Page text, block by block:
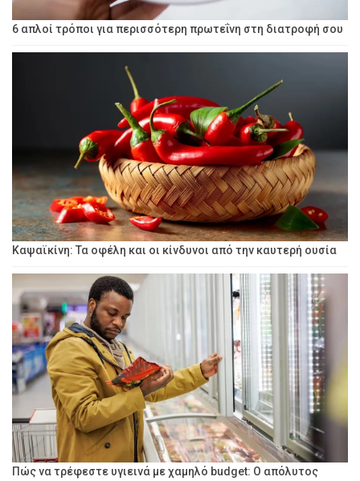
6 απλοί τρόποι για περισσότερη πρωτεΐνη στη διατροφή σου
Καψαϊκίνη: Τα οφέλη και οι κίνδυνοι από την καυτερή ουσία
Πώς να τρέφεστε υγιεινά με χαμηλό budget: Ο απόλυτος